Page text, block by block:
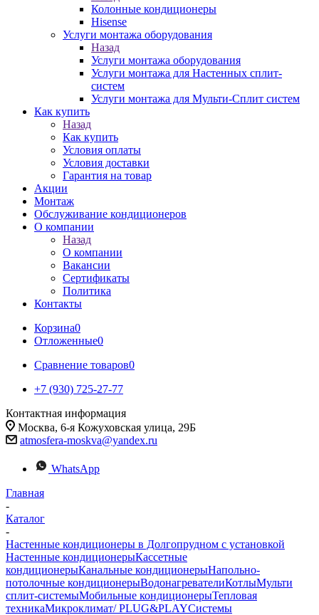
Колонные кондиционеры
Hisense
Услуги монтажа оборудования
Назад
Услуги монтажа оборудования
Услуги монтажа для Настенных сплит-
систем
Услуги монтажа для Мульти-Сплит систем
Как купить
Назад
Как купить
Условия оплаты
Условия доставки
Гарантия на товар
Акции
Монтаж
Обслуживание кондиционеров
О компании
Назад
О компании
Вакансии
Сертификаты
Политика
Контакты
Корзина0
Отложенные0
Сравнение товаров0
+7 (930) 725-27-77
Контактная информация
Москва, 6-я Кожуховская улица, 29Б
atmosfera-moskva@yandex.ru
WhatsApp
Главная
-
Каталог
-
Настенные кондиционеры в Долгопрудном с установкой
Настенные кондиционерыКассетные
кондиционерыКанальные кондиционерыНапольно-
потолочные кондиционерыВодонагревателиКотлыМульти
сплит-системыМобильные кондиционерыТепловая
техникаМикроклимат/ PLUG&PLAYСистемы